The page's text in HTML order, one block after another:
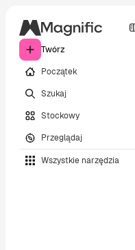
Twórz
Początek
Szukaj
Stockowy
Przeglądaj
Wszystkie narzędzia